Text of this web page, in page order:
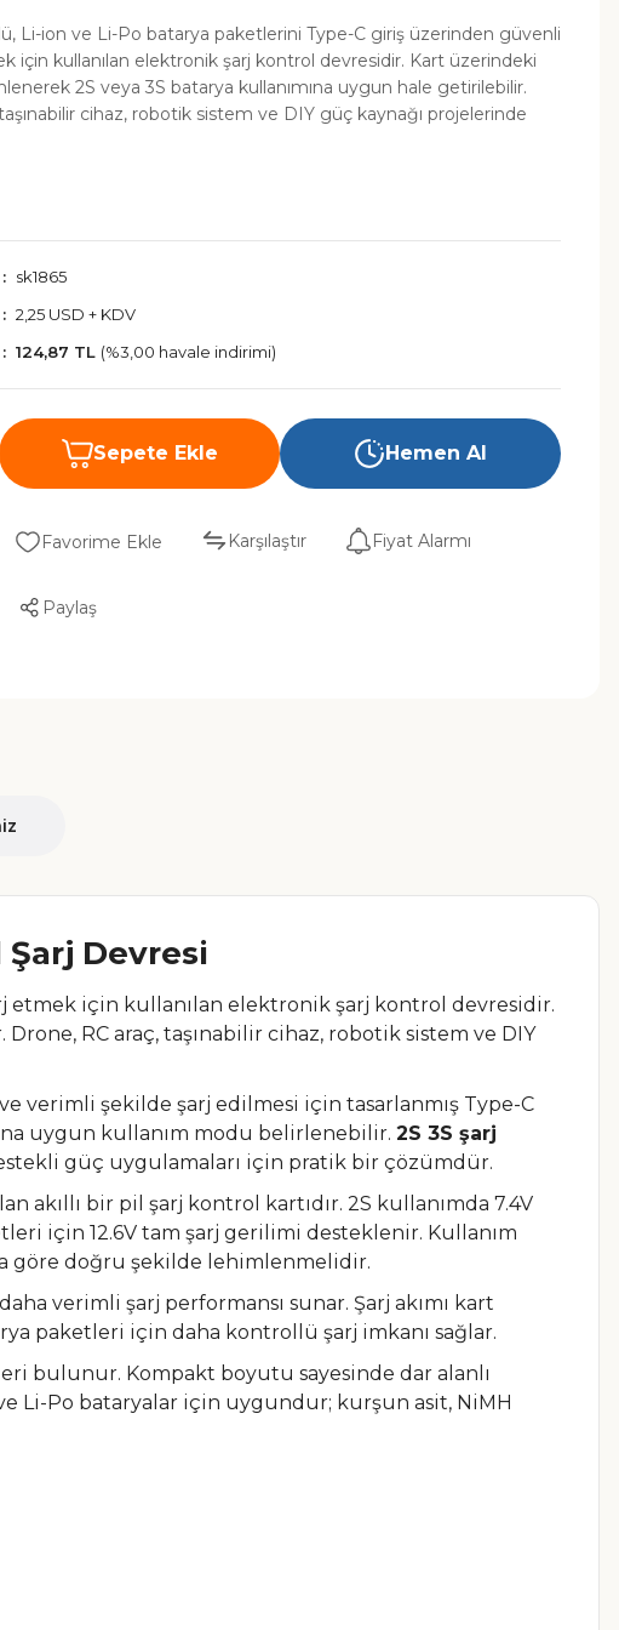
Li-ion ve Li-Po batarya paketlerini Type-C giriş üzerinden güvenli
için kullanılan elektronik şarj kontrol devresidir. Kart üzerindeki
2S veya 3S batarya kullanımına uygun hale getirilebilir.
cihaz, robotik sistem ve DIY güç kaynağı projelerinde
sk1865
2,25 USD + KDV
124,87 TL (%3,00 havale indirimi)
Sepete Ekle Hemen Al
Karşılaştır Fiyat Alarmı
Paylaş
Şarj Devresi
etmek için kullanılan elektronik şarj kontrol devresidir.
RC araç, taşınabilir cihaz, robotik sistem ve DIY
verimli şekilde şarj edilmesi için tasarlanmış Type-C
uygun kullanım modu belirlenebilir. 2S 3S şarj
güç uygulamaları için pratik bir çözümdür.
bir pil şarj kontrol kartıdır. 2S kullanımda 7.4V
için 12.6V tam şarj gerilimi desteklenir. Kullanım
göre doğru şekilde lehimlenmelidir.
verimli şarj performansı sunar. Şarj akımı kart
paketleri için daha kontrollü şarj imkanı sağlar.
bulunur. Kompakt boyutu sayesinde dar alanlı
Li-Po bataryalar için uygundur; kurşun asit, NiMH